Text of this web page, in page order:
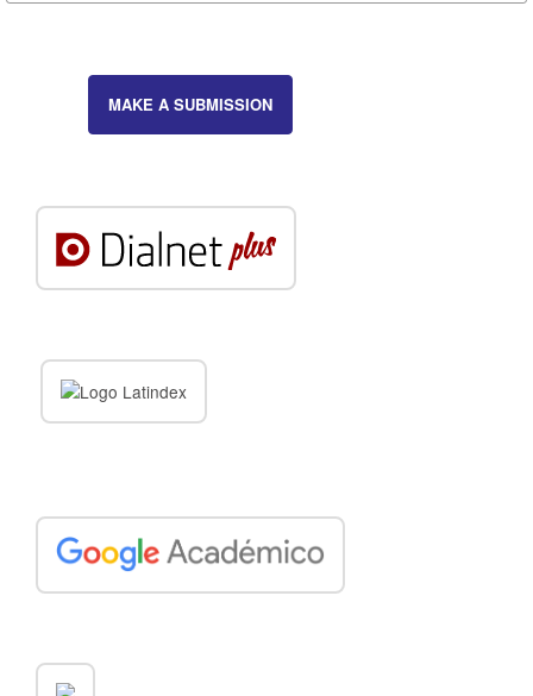
MAKE A SUBMISSION